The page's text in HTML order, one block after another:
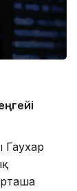
Гаухар